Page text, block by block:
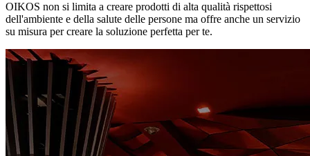
OIKOS non si limita a creare prodotti di alta qualità rispettosi
dell'ambiente e della salute delle persone ma offre anche un servizio
su misura per creare la soluzione perfetta per te.